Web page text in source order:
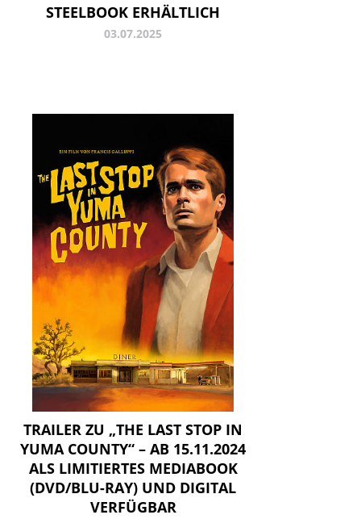
STEELBOOK ERHÄLTLICH
03.07.2025
TRAILER ZU „THE LAST STOP IN
YUMA COUNTY“ – AB 15.11.2024
ALS LIMITIERTES MEDIABOOK
(DVD/BLU-RAY) UND DIGITAL
VERFÜGBAR